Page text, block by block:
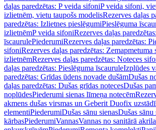
daļas paredzētas: P veida sifoniP veida sifoni,
izlietnēm, vietu taupošs modelisRezerves daļas
paredzētas: Izlietnes pieslēgumiPieslēguma
izlietnēmP veida sifoniRezerves daļas
īscaurulePiederumiRezerves daļas paredzētas:
sifoniRezerves daļas paredzētas: Zemapmetuma
izlietnēmRezerves daļas paredzētas: Noteces
daļas paredzētas: Pieslēguma īscauruleIzplūdes
paredzētas: Grīdas ūdens novade dušāmDušas
daļas paredzētas: Dušas grīdas notecesDušas
noplūdesPiederumi sienas līmeņa notecēm
akmens dušas virsmas un Geberit Duofix
elementiPiederumiDušas sānu sienasDušas sānu
kārbasPiederumiVannasVannas no sanitārā akrila